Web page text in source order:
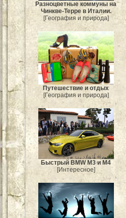
Разноцветные коммуны на
Чинкве-Терре в Италии.
[География и природа]
Путешествие и отдых
[География и природа]
Быстрый BMW M3 и M4
[Интересное]